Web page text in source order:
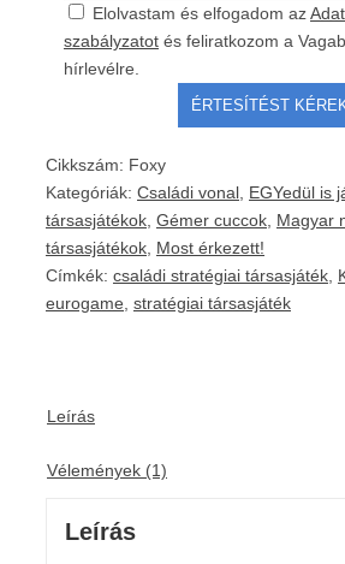
Elolvastam és elfogadom az
szabályzatot és feliratkozom a
hírlevélre.
Cikkszám: Foxy
Kategóriák: Családi vonal EGYedül is
társasjátékok Gémer cuccok Magyar
társasjátékok Most érkezett!
Címkék: családi stratégiai társasjáték
eurogame stratégiai társasjáték
Leírás
Vélemények (1)
Leírás